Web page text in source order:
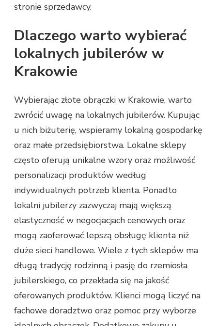
stronie sprzedawcy.
Dlaczego warto wybierać
lokalnych jubilerów w
Krakowie
Wybierając złote obrączki w Krakowie, warto
zwrócić uwagę na lokalnych jubilerów. Kupując
u nich biżuterię, wspieramy lokalną gospodarkę
oraz małe przedsiębiorstwa. Lokalne sklepy
często oferują unikalne wzory oraz możliwość
personalizacji produktów według
indywidualnych potrzeb klienta. Ponadto
lokalni jubilerzy zazwyczaj mają większą
elastyczność w negocjacjach cenowych oraz
mogą zaoferować lepszą obsługę klienta niż
duże sieci handlowe. Wiele z tych sklepów ma
długą tradycję rodzinną i pasję do rzemiosła
jubilerskiego, co przekłada się na jakość
oferowanych produktów. Klienci mogą liczyć na
fachowe doradztwo oraz pomoc przy wyborze